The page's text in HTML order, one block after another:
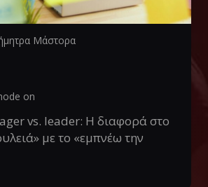
Μάστορα
on
vs. leader: Η διαφορά στο
με το «εμπνέω την